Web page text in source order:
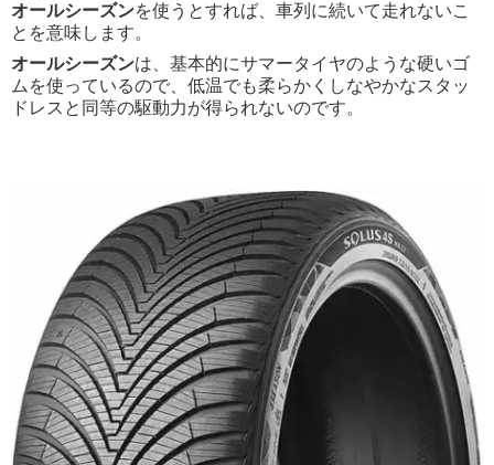
オールシーズンを使うとすれば、車列に続いて走れないこ
とを意味します。
オールシーズンは、基本的にサマータイヤのような硬いゴ
ムを使っているので、低温でも柔らかくしなやかなスタッ
ドレスと同等の駆動力が得られないのです。